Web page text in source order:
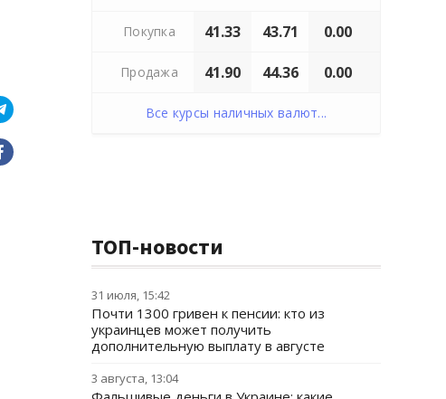
Покупка 41.33 43.71 0.00
Продажа 41.90 44.36 0.00
Все курсы наличных валют...
ТОП-новости
31 июля, 15:42
Почти 1300 гривен к пенсии: кто из
украинцев может получить
дополнительную выплату в августе
3 августа, 13:04